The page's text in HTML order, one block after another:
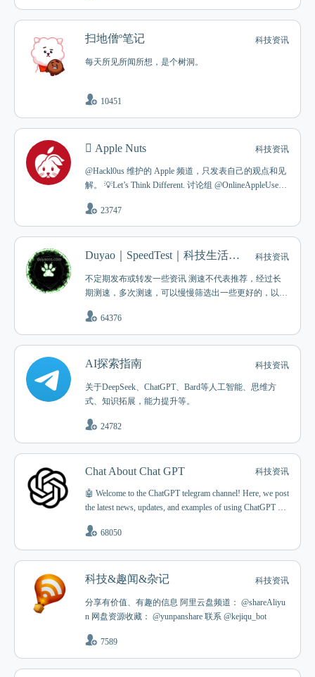
扫地僧º笔记 科技资讯
每天所见所闻所想，是个树洞。
10451
 Apple Nuts 科技资讯
@Hackl0us 维护的 Apple 频道，只发表自己的观点和见
解。 💡Let’s Think Different. 讨论组 @OnlineAppleUserG
23747
Duyao｜SpeedTest｜科技生活｜资讯转发 科技资讯
不定期发布或转发一些资讯 测速不代表推荐，经过长
期测速，多次测速，可以慢慢筛选出一些更好的，以及
十分复杂，不同地区，不同运营商以及不同时间段的测
试结果可能存在巨大误差，结果仅供参考 https://www.d
64376
AI探索指南 科技资讯
关于DeepSeek、ChatGPT、Bard等人工智能、思维方
式、知识拓展，能力提升等。
24782
Chat About Chat GPT 科技资讯
🤖 Welcome to the ChatGPT telegram channel! Here, we post
the latest news, updates, and examples of using ChatGPT an
like text. Subscribe to stay up-to-date and learn more about it
s capabilities.
68050
科技&趣闻&杂记 科技资讯
分享有价值、有趣的信息 阿里云盘频道： @shareAliyu
n 网盘资源收藏： @yunpanshare 联系 @kejiqu_bot
7589